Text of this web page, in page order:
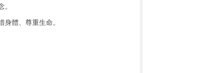
體、尊重生命。